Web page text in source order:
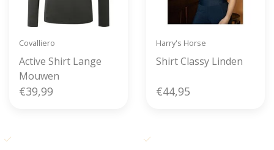
Covalliero
Active Shirt Lange
Mouwen
€39,99
Harry's Horse
Shirt Classy Linden
€44,95